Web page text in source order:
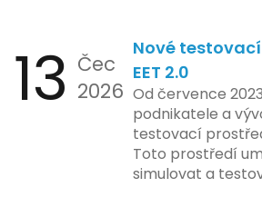
implementace
mohla porušovat
limity na ochranu
Tato technologie
pokročilé
aktivit, což
soukromí a
13 Čec
2026
Nové
EET 2.0
Od července
podnikatele a
testovací
Toto prostředí
simulovat a